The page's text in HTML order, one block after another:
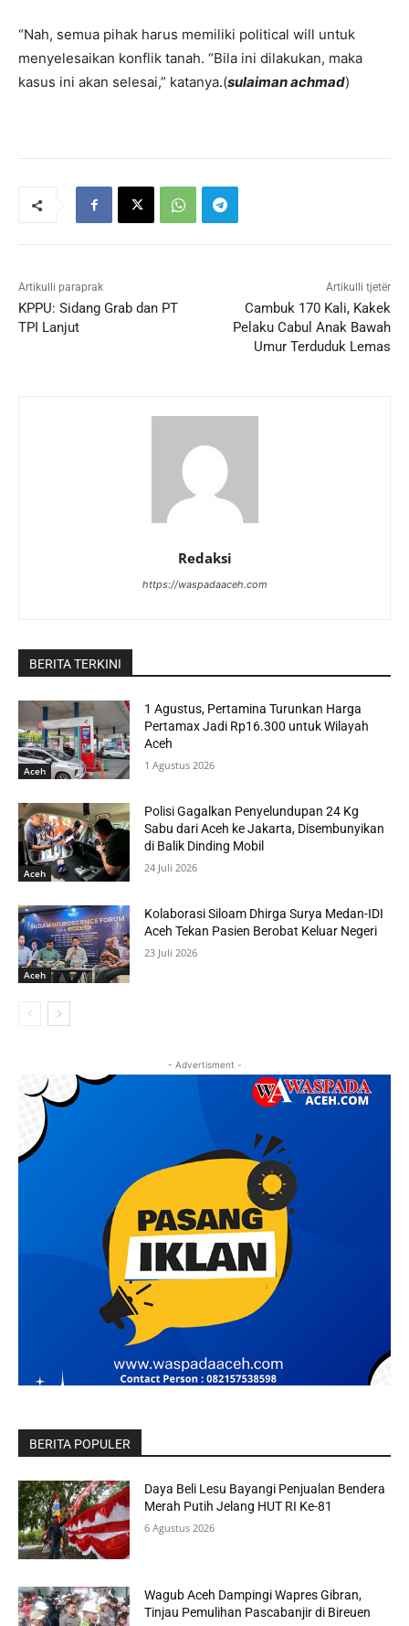
“Nah, semua pihak harus memiliki political will untuk
menyelesaikan konflik tanah. “Bila ini dilakukan, maka
kasus ini akan selesai,” katanya.(sulaiman achmad)
Artikulli paraprak
KPPU: Sidang Grab dan PT
TPI Lanjut
Artikulli tjetër
Cambuk 170 Kali, Kakek
Pelaku Cabul Anak Bawah
Umur Terduduk Lemas
Redaksi
https://waspadaaceh.com
BERITA TERKINI
Aceh
1 Agustus, Pertamina Turunkan Harga
Pertamax Jadi Rp16.300 untuk Wilayah
Aceh
1 Agustus 2026
Aceh
Polisi Gagalkan Penyelundupan 24 Kg
Sabu dari Aceh ke Jakarta, Disembunyikan
di Balik Dinding Mobil
24 Juli 2026
Aceh
Kolaborasi Siloam Dhirga Surya Medan-IDI
Aceh Tekan Pasien Berobat Keluar Negeri
23 Juli 2026
- Advertisment -
BERITA POPULER
Daya Beli Lesu Bayangi Penjualan Bendera
Merah Putih Jelang HUT RI Ke-81
6 Agustus 2026
Wagub Aceh Dampingi Wapres Gibran,
Tinjau Pemulihan Pascabanjir di Bireuen